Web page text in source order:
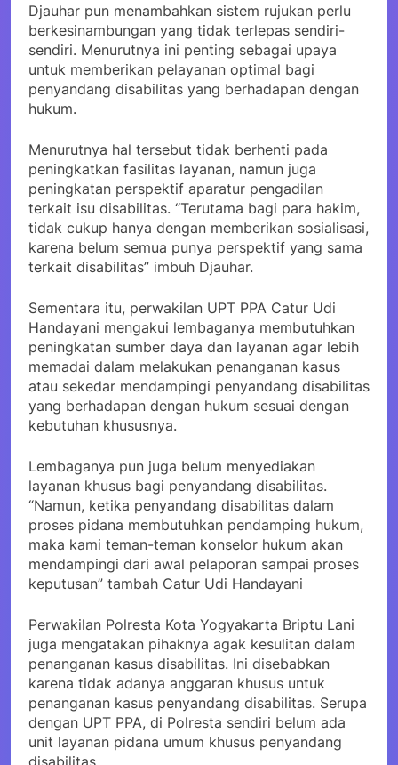
Djauhar pun menambahkan sistem rujukan perlu
berkesinambungan yang tidak terlepas sendiri-
sendiri. Menurutnya ini penting sebagai upaya
untuk memberikan pelayanan optimal bagi
penyandang disabilitas yang berhadapan dengan
hukum.
Menurutnya hal tersebut tidak berhenti pada
peningkatkan fasilitas layanan, namun juga
peningkatan perspektif aparatur pengadilan
terkait isu disabilitas. “Terutama bagi para hakim,
tidak cukup hanya dengan memberikan sosialisasi,
karena belum semua punya perspektif yang sama
terkait disabilitas” imbuh Djauhar.
Sementara itu, perwakilan UPT PPA Catur Udi
Handayani mengakui lembaganya membutuhkan
peningkatan sumber daya dan layanan agar lebih
memadai dalam melakukan penanganan kasus
atau sekedar mendampingi penyandang disabilitas
yang berhadapan dengan hukum sesuai dengan
kebutuhan khususnya.
Lembaganya pun juga belum menyediakan
layanan khusus bagi penyandang disabilitas.
“Namun, ketika penyandang disabilitas dalam
proses pidana membutuhkan pendamping hukum,
maka kami teman-teman konselor hukum akan
mendampingi dari awal pelaporan sampai proses
keputusan” tambah Catur Udi Handayani
Perwakilan Polresta Kota Yogyakarta Briptu Lani
juga mengatakan pihaknya agak kesulitan dalam
penanganan kasus disabilitas. Ini disebabkan
karena tidak adanya anggaran khusus untuk
penanganan kasus penyandang disabilitas. Serupa
dengan UPT PPA, di Polresta sendiri belum ada
unit layanan pidana umum khusus penyandang
disabilitas.